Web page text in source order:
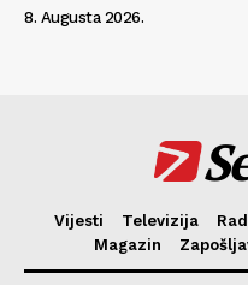
8. Augusta 2026.
Vijesti Televizija
Magazin